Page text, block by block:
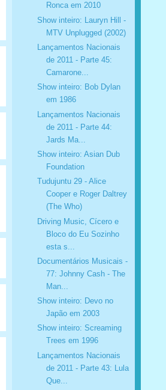
Ronca em 2010
Show inteiro: Lauryn Hill -
MTV Unplugged (2002)
Lançamentos Nacionais
de 2011 - Parte 45:
Camarone...
Show inteiro: Bob Dylan
em 1986
Lançamentos Nacionais
de 2011 - Parte 44:
Jards Ma...
Show inteiro: Asian Dub
Foundation
Tudujuntu 29 - Alice
Cooper e Roger Daltrey
(The Who)
Driving Music, Cícero e
Bloco do Eu Sozinho
esta s...
Documentários Musicais -
77: Johnny Cash - The
Man...
Show inteiro: Devo no
Japão em 2003
Show inteiro: Screaming
Trees em 1996
Lançamentos Nacionais
de 2011 - Parte 43: Lula
Que...